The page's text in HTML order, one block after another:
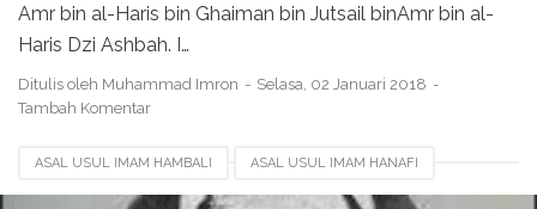
Amr bin al-Haris bin Ghaiman bin Jutsail binAmr bin al-
Haris Dzi Ashbah. I…
Ditulis oleh Muhammad Imron
Selasa, 02 Januari 2018
Tambah Komentar
ASAL USUL IMAM HAMBALI ASAL USUL IMAM HANAFI
ASAL USUL IMAM MALIKI ASAL USUL IMAM SYAFI'I